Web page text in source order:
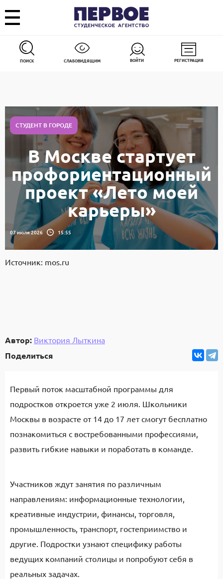
ПОИСК СЛАБОВИДЯЩИМ ВОЙТИ РЕГИСТРАЦИЯ
СТУДЕНТ В ГОРОДЕ
В Москве стартует
профориентационный
проект «Лето моей
карьеры»
07 июля 2026 15:55
Источник: mos.ru
Автор: Виктория Лыткина
Поделиться
Первый поток масштабной программы для
подростков откроется уже 2 июля. Школьники
Москвы в возрасте от 14 до 17 лет смогут бесплатно
познакомиться с востребованными профессиями,
развить гибкие навыки и поработать в команде.
Участников ждут занятия по различным
направлениям: информационные технологии,
креативные индустрии, финансы, торговля,
промышленность, транспорт, гостеприимство и
другие. Подростки узнают специфику работы
ведущих компаний столицы и попробуют себя в
реальных задачах.